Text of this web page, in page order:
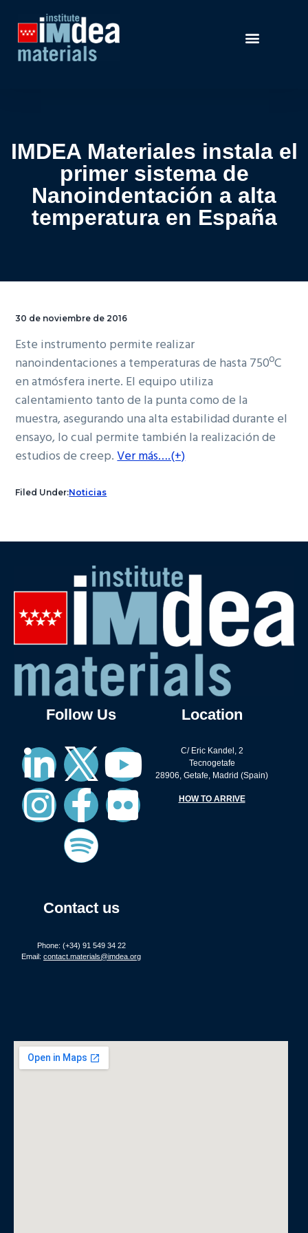
IMDEA Materiales instala el
primer sistema de
Nanoindentación a alta
temperatura en España
30 de noviembre de 2016
Este instrumento permite realizar
nanoindentaciones a temperaturas de hasta 750ºC
en atmósfera inerte. El equipo utiliza
calentamiento tanto de la punta como de la
muestra, asegurando una alta estabilidad durante el
ensayo, lo cual permite también la realización de
estudios de creep.Ver más….(+)
Filed Under:Noticias
Follow Us
Contact us
Phone: (+34) 91 549 34 22
Email: contact.materials@imdea.org
Location
C/ Eric Kandel, 2
Tecnogetafe
28906, Getafe, Madrid (Spain)
HOW TO ARRIVE